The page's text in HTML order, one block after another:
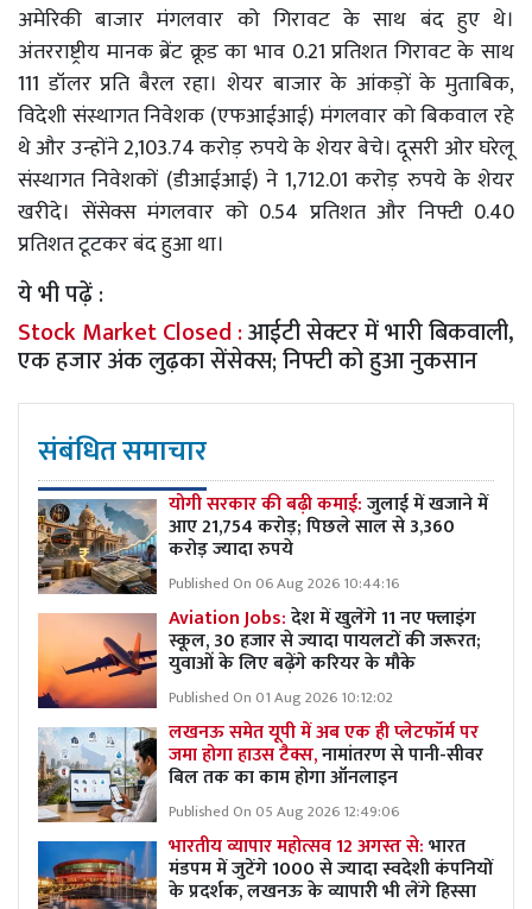
अमेरिकी बाजार मंगलवार को गिरावट के साथ बंद हुए थे।
अंतरराष्ट्रीय मानक ब्रेंट क्रूड का भाव 0.21 प्रतिशत गिरावट के साथ
111 डॉलर प्रति बैरल रहा। शेयर बाजार के आंकड़ों के मुताबिक,
विदेशी संस्थागत निवेशक (एफआईआई) मंगलवार को बिकवाल रहे
थे और उन्होंने 2,103.74 करोड़ रुपये के शेयर बेचे। दूसरी ओर घरेलू
संस्थागत निवेशकों (डीआईआई) ने 1,712.01 करोड़ रुपये के शेयर
खरीदे। सेंसेक्स मंगलवार को 0.54 प्रतिशत और निफ्टी 0.40
प्रतिशत टूटकर बंद हुआ था।
ये भी पढ़ें :
Stock Market Closed :आईटी सेक्टर में भारी बिकवाली,
एक हजार अंक लुढ़का सेंसेक्स; निफ्टी को हुआ नुकसान
संबंधित समाचार
योगी सरकार की बढ़ी कमाई:जुलाई में खजाने में
आए 21,754 करोड़; पिछले साल से 3,360
करोड़ ज्यादा रुपये
Published On 06 Aug 2026 10:44:16
Aviation Jobs:देश में खुलेंगे 11 नए फ्लाइंग
स्कूल, 30 हजार से ज्यादा पायलटों की जरूरत;
युवाओं के लिए बढ़ेंगे करियर के मौके
Published On 01 Aug 2026 10:12:02
लखनऊ समेत यूपी में अब एक ही प्लेटफॉर्म पर
जमा होगा हाउस टैक्स,नामांतरण से पानी-सीवर
बिल तक का काम होगा ऑनलाइन
Published On 05 Aug 2026 12:49:06
भारतीय व्यापार महोत्सव 12 अगस्त से:भारत
मंडपम में जुटेंगे 1000 से ज्यादा स्वदेशी कंपनियों
के प्रदर्शक, लखनऊ के व्यापारी भी लेंगे हिस्सा